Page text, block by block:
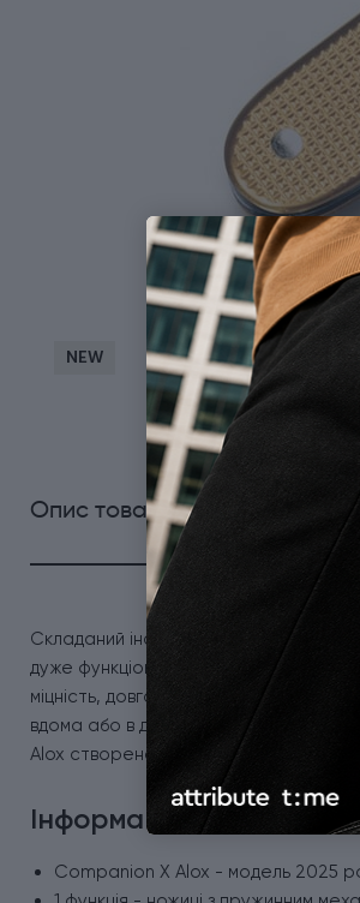
NEW
Опис товаруХарактеристики
Складаний інструмент Victorinox
дуже функціональна деталь - ножиці.
міцність, довговічність і стильний
вдома або в дорозі - коли потрібно
Alox створена за зразком
Інформація про
Companion X Alox - модель 2025